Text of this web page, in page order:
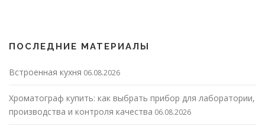
ПОСЛЕДНИЕ МАТЕРИАЛЫ
Встроенная кухня 06.08.2026
Хроматограф купить: как выбрать прибор для лаборатории,
производства и контроля качества 06.08.2026